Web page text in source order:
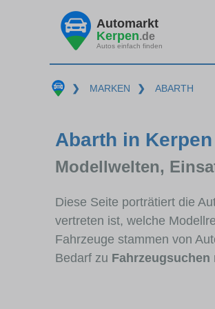
Automarkt
Kerpen.de
Autos einfach finden
❯ MARKEN ❯ ABARTH
Abarth in
Modellwelten,
Diese Seite porträtiert die
vertreten ist, welche
Fahrzeuge stammen von
Bedarf zu Fahrzeugsuchen